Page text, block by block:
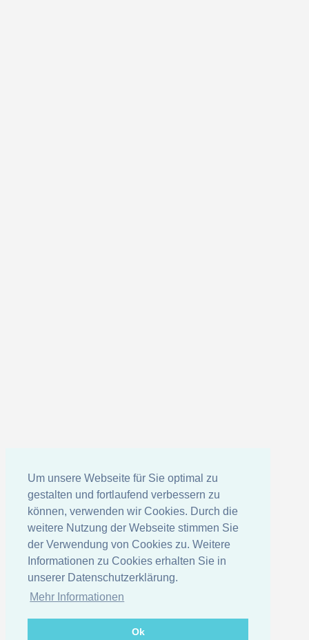
Um unsere Webseite für Sie optimal zu
gestalten und fortlaufend verbessern zu
können, verwenden wir Cookies. Durch die
weitere Nutzung der Webseite stimmen Sie
der Verwendung von Cookies zu. Weitere
Informationen zu Cookies erhalten Sie in
unserer Datenschutzerklärung.
Mehr Informationen
Ok